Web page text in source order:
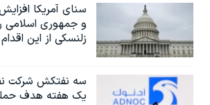
سنای آمریکا
و جمهوری اسلامی
زلنسکی از این
سه نفتکش شرکت
یک هفته هدف حمله